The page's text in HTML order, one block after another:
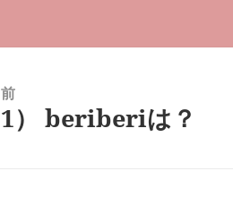
前
前
1） beriberiは？